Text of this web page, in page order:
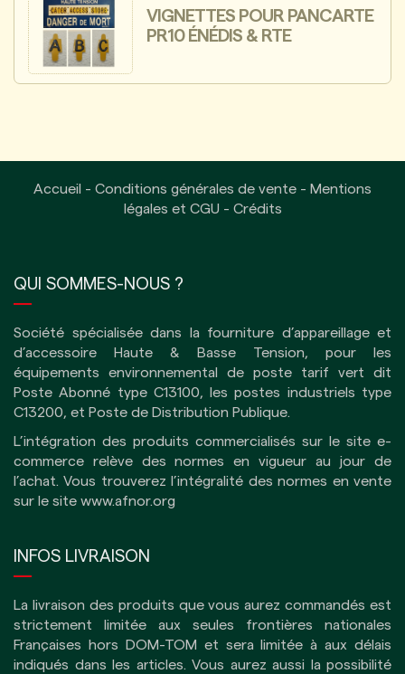
VIGNETTES POUR PANCARTE
PR10 ÉNÉDIS & RTE
Accueil - Conditions générales de vente - Mentions
légales et CGU - Crédits
QUI SOMMES-NOUS ?
Société spécialisée dans la fourniture d’appareillage et
d’accessoire Haute & Basse Tension, pour les
équipements environnemental de poste tarif vert dit
Poste Abonné type C13100, les postes industriels type
C13200, et Poste de Distribution Publique.
L’intégration des produits commercialisés sur le site e-
commerce relève des normes en vigueur au jour de
l’achat. Vous trouverez l’intégralité des normes en vente
sur le site www.afnor.org
INFOS LIVRAISON
La livraison des produits que vous aurez commandés est
strictement limitée aux seules frontières nationales
Françaises hors DOM-TOM et sera limitée à aux délais
indiqués dans les articles. Vous aurez aussi la possibilité